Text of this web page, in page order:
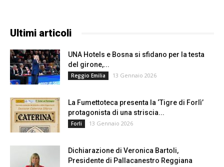
Ultimi articoli
UNA Hotels e Bosna si sfidano per la testa
del girone,...
Reggio Emilia 13 Gennaio 2026
La Fumettoteca presenta la ‘Tigre di Forlì’
protagonista di una striscia...
Forli 13 Gennaio 2026
Dichiarazione di Veronica Bartoli,
Presidente di Pallacanestro Reggiana